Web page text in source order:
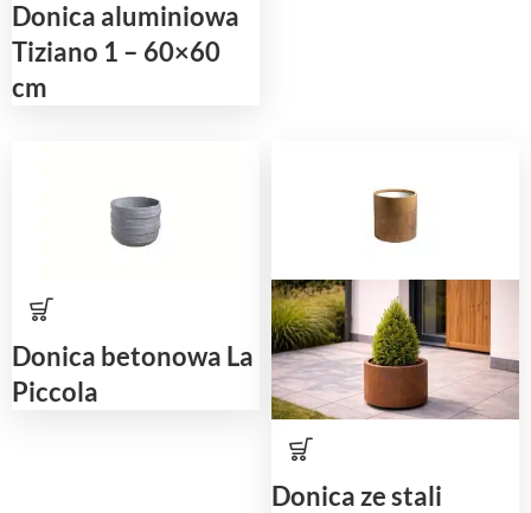
Donica aluminiowa
Tiziano 1 – 60×60
cm
Donica betonowa La
Piccola
Donica ze stali